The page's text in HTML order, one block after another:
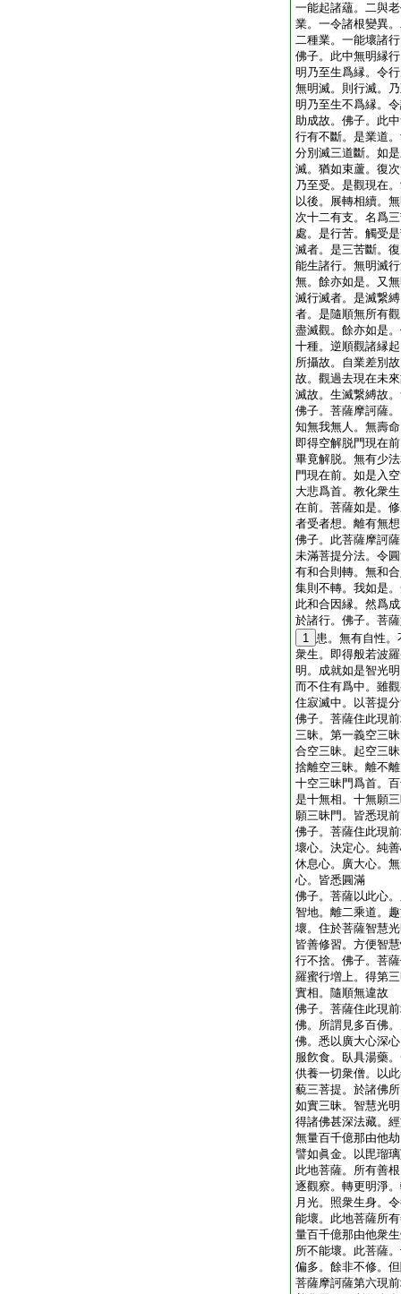
一能起諸蘊。二與
業。一令諸根變異
二種業。一能壞諸
佛子。此中無明縁
明乃至生爲縁。令
無明滅。則行滅。
明乃至生不爲縁。
助成故。佛子。此
行有不斷。是業道
分別滅三道斷。如
滅。猶如束蘆。復
乃至受。是觀現在
以後。展轉相續。
次十二有支。名爲
處。是行苦。觸受
滅者。是三苦斷。
能生諸行。無明滅
無。餘亦如是。又
滅行滅者。是滅繋
者。是隨順無所有
盡滅觀。餘亦如是
十種。逆順觀諸縁
所攝故。自業差別
故。觀過去現在未
滅故。生滅繋縛故
佛子。菩薩摩訶薩
知無我無人。無壽
即得空解脱門現在
畢竟解脱。無有少
門現在前。如是入
大悲爲首。教化衆
在前。菩薩如是。
者受者想。離有無想
佛子。此菩薩摩訶
未滿菩提分法。令
有和合則轉。無和
集則不轉。我如是
此和合因縁。然爲
於諸行。佛子。菩
1 患。無有自性
衆生。即得般若波
明。成就如是智光
而不住有爲中。雖
住寂滅中。以菩提
佛子。菩薩住此現
三昧。第一義空三
合空三昧。起空三
捨離空三昧。離不
十空三昧門爲首。
是十無相。十無願
願三昧門。皆悉現前
佛子。菩薩住此現
壞心。決定心。純
休息心。廣大心。
心。皆悉圓滿
佛子。菩薩以此心
智地。離二乘道。
壞。住於菩薩智慧
皆善修習。方便智
行不捨。佛子。菩
羅蜜行増上。得第
實相。隨順無違故
佛子。菩薩住此現
佛。所謂見多百佛
佛。悉以廣大心深
服飮食。臥具湯藥
供養一切衆僧。以
藐三菩提。於諸佛
如實三昧。智慧光
得諸佛甚深法藏。
無量百千億那由他
譬如眞金。以毘瑠
此地菩薩。所有善
逐觀察。轉更明淨
月光。照衆生身。
能壞。此地菩薩所
量百千億那由他衆
所不能壞。此菩薩
偏多。餘非不修。
菩薩摩訶薩第六現